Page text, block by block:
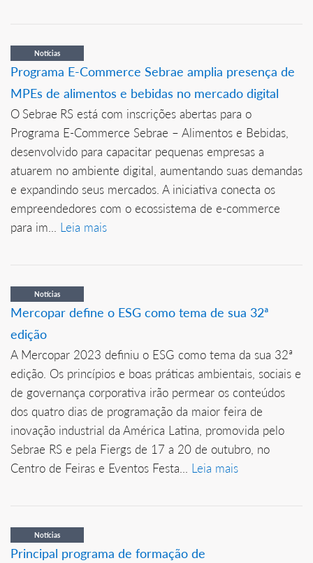
Notícias
Programa E-Commerce Sebrae amplia presença de
MPEs de alimentos e bebidas no mercado digital
O Sebrae RS está com inscrições abertas para o
Programa E-Commerce Sebrae – Alimentos e Bebidas,
desenvolvido para capacitar pequenas empresas a
atuarem no ambiente digital, aumentando suas demandas
e expandindo seus mercados. A iniciativa conecta os
empreendedores com o ecossistema de e-commerce
para im... Leia mais
Notícias
Mercopar define o ESG como tema de sua 32ª
edição
A Mercopar 2023 definiu o ESG como tema da sua 32ª
edição. Os princípios e boas práticas ambientais, sociais e
de governança corporativa irão permear os conteúdos
dos quatro dias de programação da maior feira de
inovação industrial da América Latina, promovida pelo
Sebrae RS e pela Fiergs de 17 a 20 de outubro, no
Centro de Feiras e Eventos Festa... Leia mais
Notícias
Principal programa de formação de